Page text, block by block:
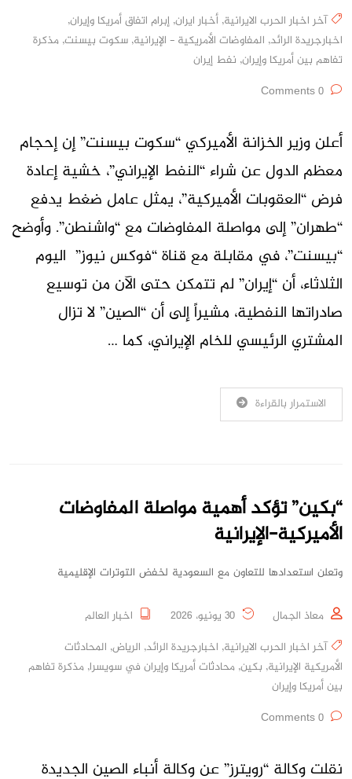
آخر اخبار الحرب الايرانية, أخبار ايران, إبرام اتفاق أمريكا وإيران,
اخبارجريدة الرائد, المفاوضات الأمريكية - الإيرانية, سكوت بيسنت, مذكرة
تفاهم بين أمريكا وإيران, نفط إيران
أعلن وزير الخزانة الأميركي “سكوت بيسنت” إن إحجام
معظم الدول عن شراء “النفط الإيراني”، خشية إعادة
فرض “العقوبات الأميركية”، يمثل عامل ضغط يدفع
“طهران” إلى مواصلة المفاوضات مع “واشنطن”. وأوضح
“بيسنت”، في مقابلة مع قناة “فوكس نيوز” اليوم
الثلاثاء، أن “إيران” لم تتمكن حتى الآن من توسيع
صادراتها النفطية، مشيراً إلى أن “الصين” لا تزال
المشتري الرئيسي للخام الإيراني، كما …
الاستمرار بالقراءة
“بكين” تؤكد أهمية مواصلة المفاوضات
الأميركية-الإيرانية
وتعلن استعدادها للتعاون مع السعودية لخفض التوترات الإقليمية
معاذ الجمال
اخبار العالم
آخر اخبار الحرب الايرانية, اخبارجريدة الرائد, الرياض, المحادثات
الأمريكية الإيرانية, بكين, محادثات أمريكا وإيران في سويسرا, مذكرة تفاهم
بين أمريكا وإيران
نقلت وكالة “رويترز” عن وكالة أنباء الصين الجديدة